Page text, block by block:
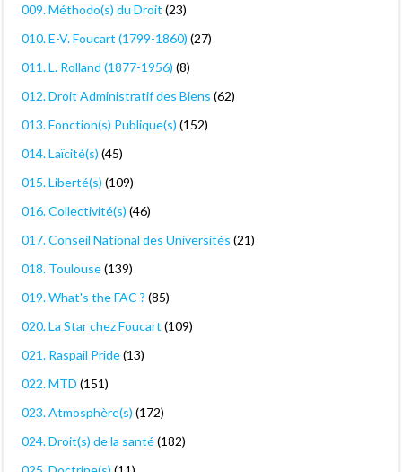
009. Méthodo(s) du Droit (23)
010. E-V. Foucart (1799-1860) (27)
011. L. Rolland (1877-1956) (8)
012. Droit Administratif des Biens (62)
013. Fonction(s) Publique(s) (152)
014. Laïcité(s) (45)
015. Liberté(s) (109)
016. Collectivité(s) (46)
017. Conseil National des Universités (21)
018. Toulouse(139)
019. What's the FAC ? (85)
020. La Star chez Foucart (109)
021. Raspail Pride(13)
022. MTD (151)
023. Atmosphère(s) (172)
024. Droit(s) de la santé(182)